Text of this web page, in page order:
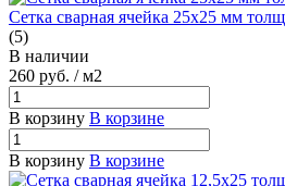
Сетка сварная ячейка 25х25 мм
(5)
В наличии
260 руб. / м2
В корзину В корзине
В корзину В корзине